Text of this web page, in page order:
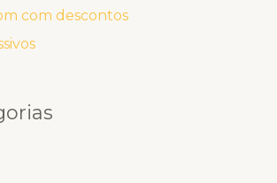
com descontos